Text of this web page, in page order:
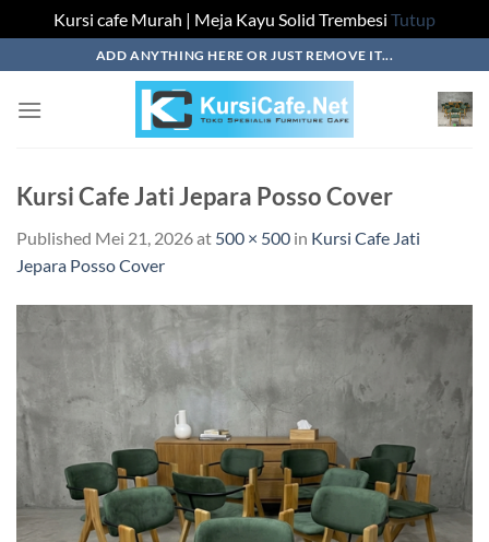
Kursi cafe Murah | Meja Kayu Solid Trembesi Tutup
to
content
ADD ANYTHING HERE OR JUST REMOVE IT...
Kursi Cafe Jati Jepara Posso Cover
Published Mei 21, 2026at 500 × 500 in Kursi Cafe Jati
Jepara Posso Cover